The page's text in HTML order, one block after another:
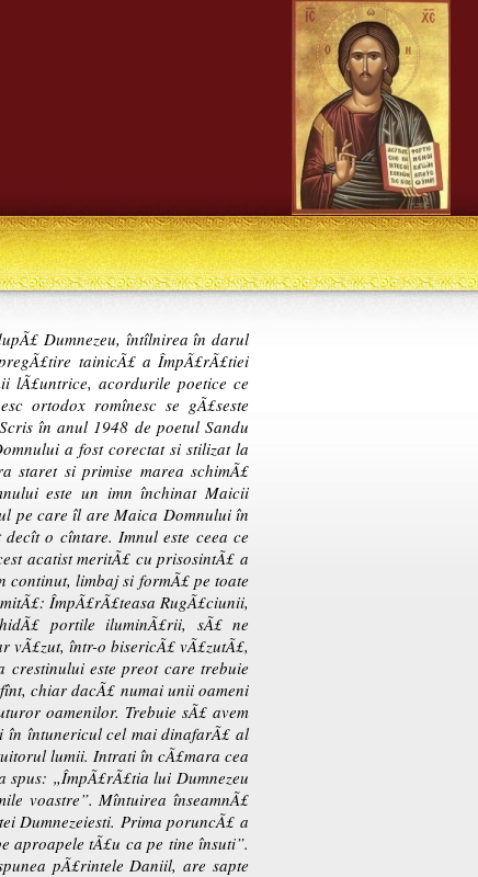
Dumnezeu, întîlnirea în darul
tainicÃ£ a ÎmpÃ£rÃ£tiei
lÃ£untrice, acordurile poetice ce
ortodox romînesc se gÃ£seste
în anul 1948 de poetul Sandu
a fost corectat si stilizat la
staret si primise marea schimÃ£
este un imn închinat Maicii
pe care îl are Maica Domnului în
o cîntare. Imnul este ceea ce
acatist meritÃ£ cu prisosintÃ£ a
continut, limbaj si formÃ£ pe toate
ÎmpÃ£rÃ£teasa RugÃ£ciunii,
portile iluminÃ£rii, sÃ£ ne
vÃ£zut, într-o bisericÃ£ vÃ£zutÃ£,
este preot care trebuie
chiar dacÃ£ numai unii oameni
oamenilor. Trebuie sÃ£ avem
în întunericul cel mai dinafarÃ£ al
lumii. Intrati în cÃ£mara cea
„ÎmpÃ£rÃ£tia lui Dumnezeu
voastre”. Mîntuirea înseamnÃ£
Dumnezeiesti. Prima poruncÃ£ a
aproapele tÃ£u ca pe tine însuti”.
pÃ£rintele Daniil, are sapte